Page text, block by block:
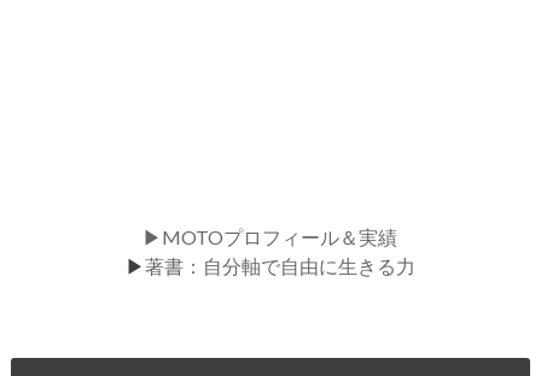
▶MOTOプロフィール＆実績
▶著書：自分軸で自由に生きる力